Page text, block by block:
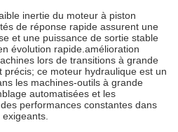
inertie du moteur à piston
de réponse rapide assurent une
et une puissance de sortie stable
évolution rapide.amélioration
lors de transitions à grande
précis; ce moteur hydraulique est un
les machines-outils à grande
automatisées et les
performances constantes dans